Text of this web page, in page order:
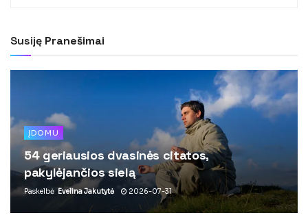
Susiję Pranešimai
ĮDOMU
54 geriausios dvasinės citatos,
pakylėjančios sielą
Paskelbė Evelina Jakutytė 2026-07-31